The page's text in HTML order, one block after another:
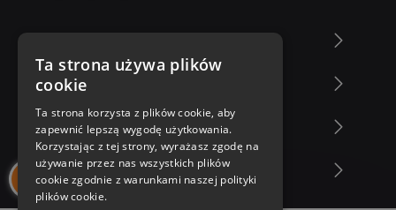
Zakupy u nas
Nasza oferta
Nasi autorzy
Ta strona używa plików
cookie
Ta strona korzysta z plików cookie, aby
zapewnić lepszą wygodę użytkowania.
Korzystając z tej strony, wyrażasz zgodę na
używanie przez nas wszystkich plików
cookie zgodnie z warunkami naszej polityki
plików cookie.